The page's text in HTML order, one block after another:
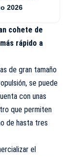
2026
cohete de
rápido a
de gran tamaño
se puede
con unas
que permiten
de hasta tres
el